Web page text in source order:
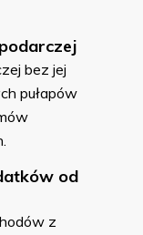
bez jej
pułapów
od
z